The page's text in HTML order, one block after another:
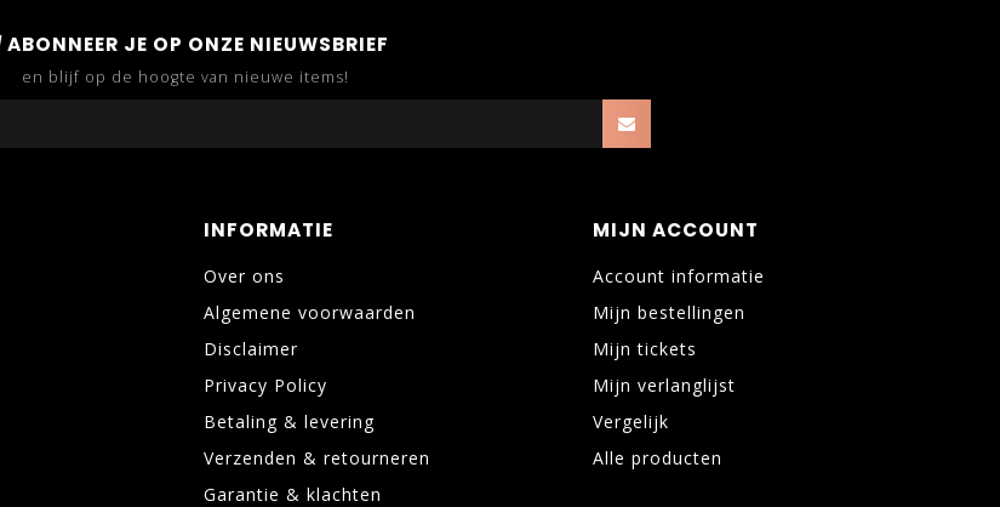
ABONNEER JE OP ONZE NIEUWSBRIEF
en blijf op de hoogte van nieuwe items!
INFORMATIE
Over ons
Algemene voorwaarden
Disclaimer
Privacy Policy
Betaling & levering
Verzenden & retourneren
Garantie & klachten
MIJN ACCOUNT
Account informatie
Mijn bestellingen
Mijn tickets
Mijn verlanglijst
Vergelijk
Alle producten